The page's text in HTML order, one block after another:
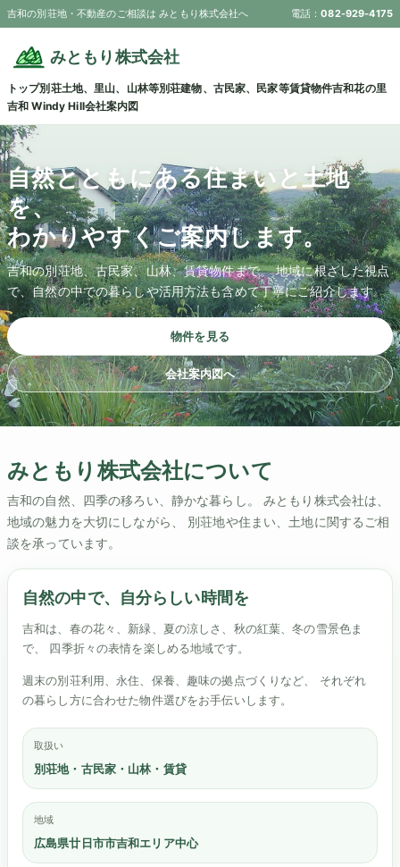
吉和の別荘地・不動産のご相談は みともり株式会社へ 電話：082-929-4175
みともり株式会社
トップ別荘土地、里山、山林等別荘建物、古民家、民家等賃貸物件吉和花の里
吉和 Windy Hill会社案内図
自然とともにある住まいと土地
を、
わかりやすくご案内します。
吉和の別荘地、古民家、山林、賃貸物件まで。 地域に根ざした視点
で、自然の中での暮らしや活用方法も含めて丁寧にご紹介します。
物件を見る
会社案内図へ
みともり株式会社について
吉和の自然、四季の移ろい、静かな暮らし。 みともり株式会社は、
地域の魅力を大切にしながら、 別荘地や住まい、土地に関するご相
談を承っています。
自然の中で、自分らしい時間を
吉和は、春の花々、新緑、夏の涼しさ、秋の紅葉、冬の雪景色ま
で、 四季折々の表情を楽しめる地域です。
週末の別荘利用、永住、保養、趣味の拠点づくりなど、 それぞれ
の暮らし方に合わせた物件選びをお手伝いします。
取扱い
別荘地・古民家・山林・賃貸
地域
広島県廿日市市吉和エリア中心